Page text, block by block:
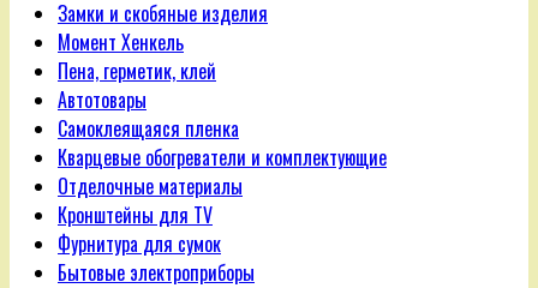
Замки и скобяные изделия
Момент Хенкель
Пена, герметик, клей
Автотовары
Самоклеящаяся пленка
Кварцевые обогреватели и комплектующие
Отделочные материалы
Кронштейны для TV
Фурнитура для сумок
Бытовые электроприборы